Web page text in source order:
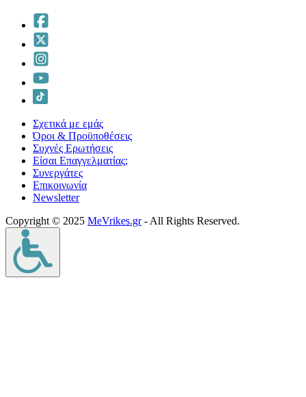
Σχετικά με εμάς
Όροι & Προϋποθέσεις
Συχνές Ερωτήσεις
Είσαι Επαγγελματίας;
Συνεργάτες
Επικοινωνία
Νewsletter
Copyright © 2025 MeVrikes.gr- All Rights Reserved.